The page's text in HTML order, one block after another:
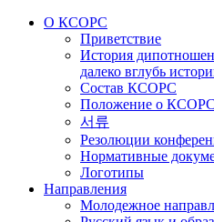
О КСОРС
Приветствие
История
далеко вглубь
Состав КСОРС
Положение о КСОРС
서류
Резолюции
Нормативные
Логотипы
Направления
Молодежное